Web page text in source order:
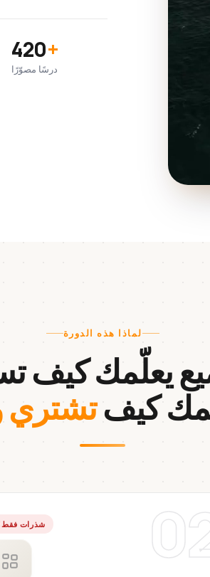
420+
درسًا مصوّرًا
لماذا هذه الدورة
كيفتشتري
شذرات فقط